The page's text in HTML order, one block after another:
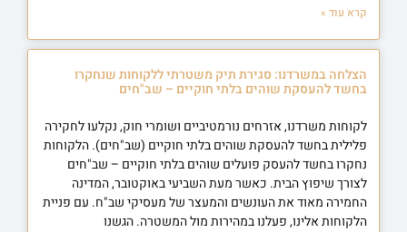
קרא עוד »
הצלחה במשרדנו: סגירת תיק משטרתי ללקוחות שנחקרו
בחשד להעסקת שוהים בלתי חוקיים – שב"חים
לקוחות משרדנו, אזרחים נורמטיביים ושומרי חוק, נקלעו לחקירה
פלילית בחשד להעסקת שוהים בלתי חוקיים (שב"חים). הלקוחות
נחקרו בחשד להעסק פועלים שוהים בלתי חוקיים – שב"חים
לצורך שיפוץ הבית. כאשר מעת השביעי באוקטובר, המדינה
החמירה מאוד את העונשים והמעצר של מעסיקי שב"ח. עם פניית
הלקוחות אלינו, פעלנו במהירות מול המשטרה. הגשנו